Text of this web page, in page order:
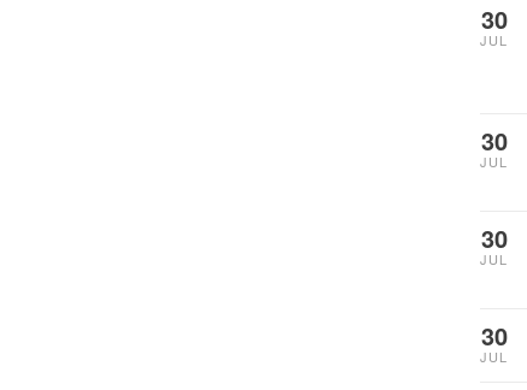
30
JUL
30
JUL
30
JUL
30
JUL